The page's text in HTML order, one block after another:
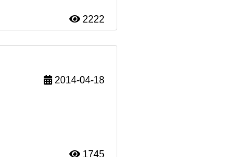
2222
2014-04-18
1745